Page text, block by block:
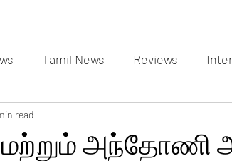
Tamil News Reviews
Events Gallery
மற்றும் அந்தோணி
read